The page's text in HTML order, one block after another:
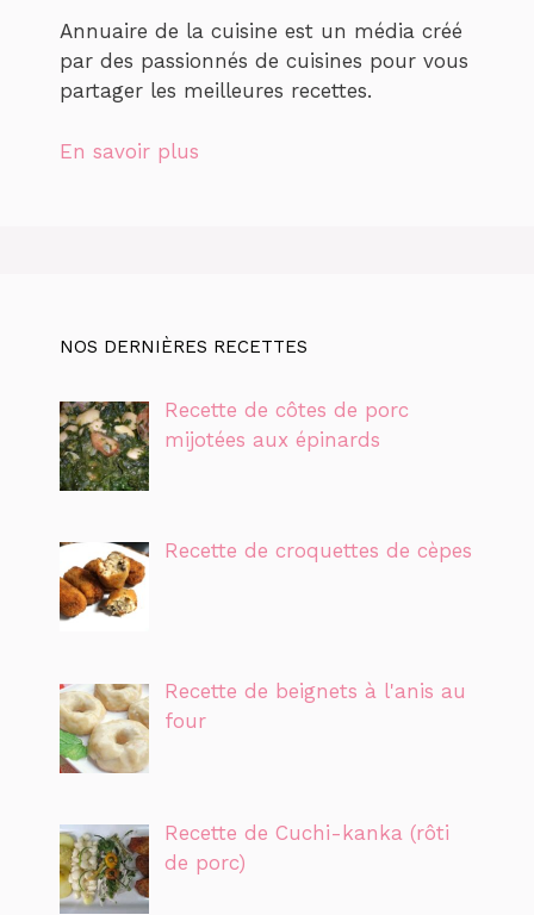
Annuaire de la cuisine est un média créé
par des passionnés de cuisines pour vous
partager les meilleures recettes.
En savoir plus
NOS DERNIÈRES RECETTES
Recette de côtes de porc
mijotées aux épinards
Recette de croquettes de cèpes
Recette de beignets à l'anis au
four
Recette de Cuchi-kanka (rôti
de porc)